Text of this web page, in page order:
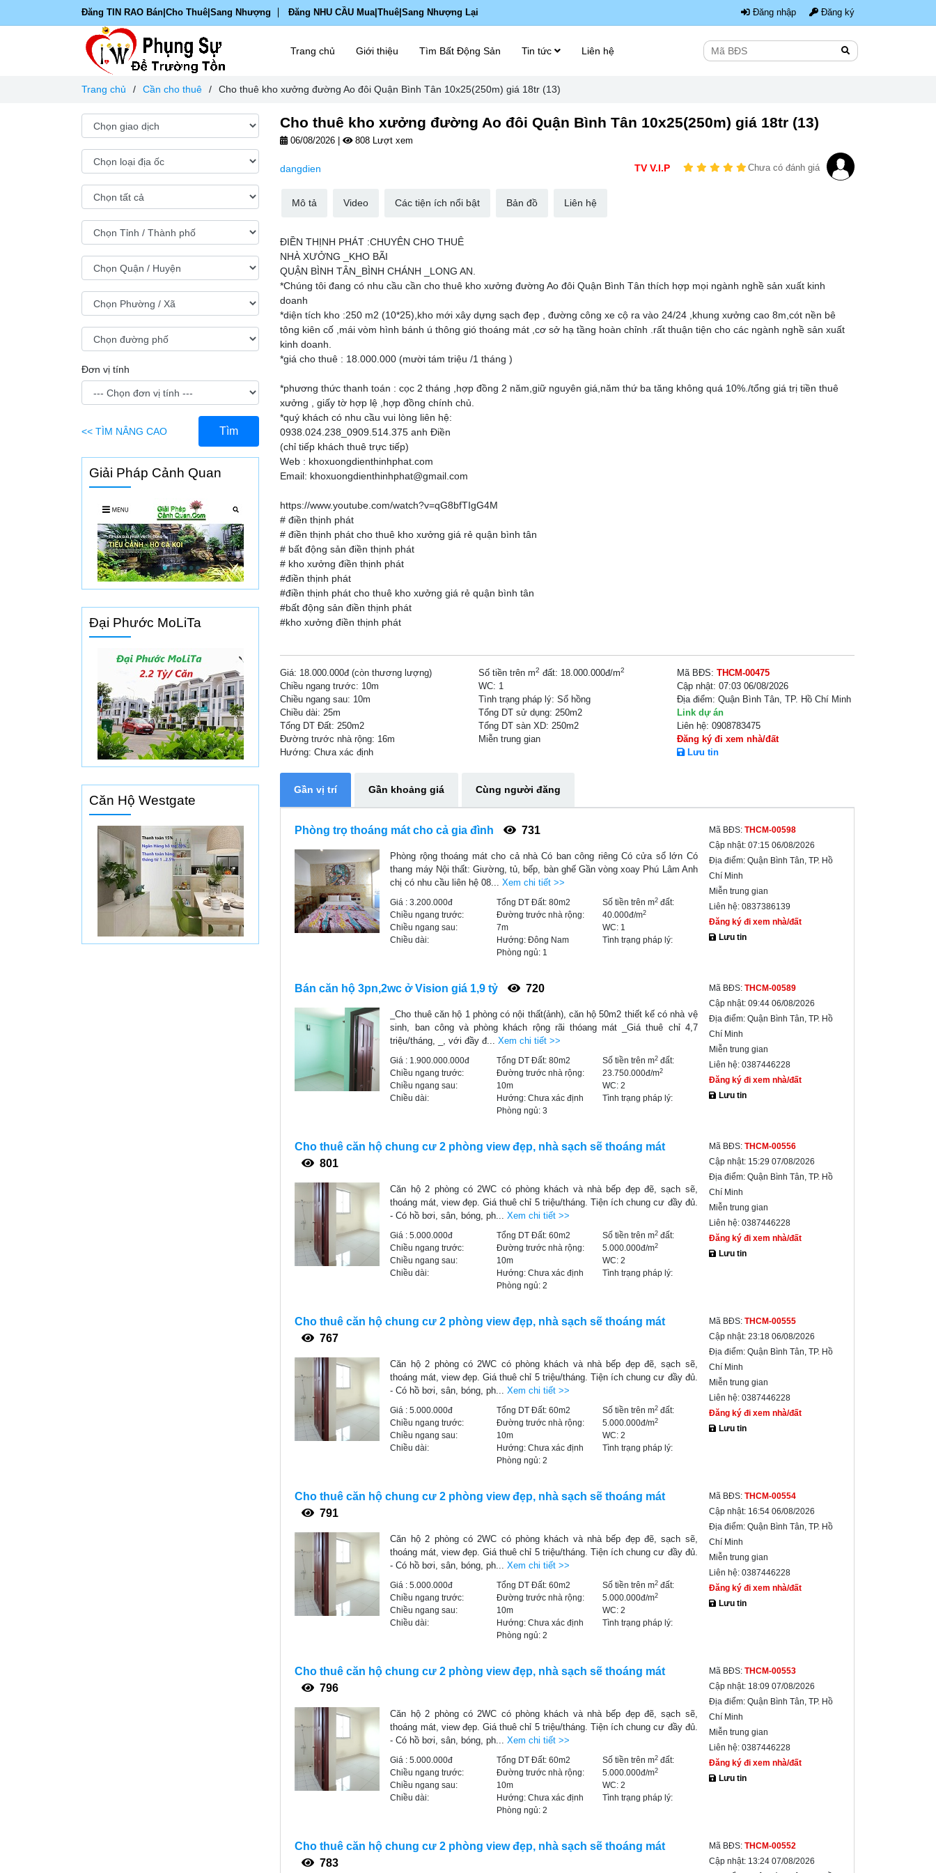
Cho thuê kho xưởng đường Ao đôi Quận Bình Tân 10x25(250m) giá 18tr (13)
06/08/2026 808 Lượt xem
dangdien TV V.I.P Chưa có đánh giá
Mô tả Video Các tiện ích nổi bật Bản đồ Liên hệ
ĐIỀN THỊNH PHÁT :CHUYÊN CHO THUÊ
NHÀ XƯỞNG _KHO BÃI
QUẬN BÌNH TÂN_BÌNH CHÁNH _LONG AN.
*Chúng tôi đang có nhu cầu cần cho thuê kho xưởng đường Ao đôi Quận Bình Tân thích hợp mọi ngành nghề sản xuất kinh
doanh
*diện tích kho :250 m2 (10*25),kho mới xây dựng sạch đẹp , đường công xe cộ ra vào 24/24 ,khung xưởng cao 8m,cót nền bê
tông kiên cố ,mái vòm hình bánh ú thông gió thoáng mát ,cơ sở hạ tầng hoàn chỉnh .rất thuận tiện cho các ngành nghề sản xuất
kinh doanh.
*giá cho thuê : 18.000.000 (mười tám triệu /1 tháng )
*phương thức thanh toán : cọc 2 tháng ,hợp đồng 2 năm,giữ nguyên giá,năm thứ ba tăng không quá 10%./tổng giá trị tiền thuê
xưởng , giấy tờ hợp lệ ,hợp đồng chính chủ.
*quý khách có nhu cầu vui lòng liên hệ:
0938.024.238_0909.514.375 anh Điền
(chỉ tiếp khách thuê trực tiếp)
Web : khoxuongdienthinhphat.com
Email: khoxuongdienthinhphat@gmail.com
https://www.youtube.com/watch?v=qG8bfTIgG4M
# điền thịnh phát
# điền thịnh phát cho thuê kho xưởng giá rẻ quận bình tân
# bất động sản điền thịnh phát
# kho xưởng điền thịnh phát
#điền thịnh phát
#điền thịnh phát cho thuê kho xưởng giá rẻ quận bình tân
#bất động sản điền thịnh phát
#kho xưởng điền thịnh phát
Giá: 18.000.000đ (còn thương lượng)
Chiều ngang trước: 10m
Chiều ngang sau: 10m
Chiều dài: 25m
Tổng DT Đất: 250m2
Đường trước nhà rộng: 16m
Hướng: Chưa xác định
Số tiền trên m2 đất: 18.000.000đ/m2
WC: 1
Tình trạng pháp lý: Sổ hồng
Tổng DT sử dụng: 250m2
Tổng DT sàn XD: 250m2
Miễn trung gian
Mã BĐS: THCM-00475
Cập nhật: 07:03 06/08/2026
Địa điểm: Quận Bình Tân, TP. Hồ Chí Minh
Link dự án
Liên hệ: 0908783475
Đăng ký đi xem nhà/đất
Lưu tin
Gần vị trí Gần khoảng giá Cùng người đăng
Phòng trọ thoáng mát cho cả gia đình 731
Phòng rộng thoáng mát cho cả nhà Có ban công riêng Có cửa sổ lớn Có
thang máy Nội thất: Giường, tủ, bếp, bàn ghế Gần vòng xoay Phú Lâm Anh
chị có nhu cầu liên hệ 08...Xem chi tiết >>
Giá : 3.200.000đ
Chiều ngang trước:
Chiều ngang sau:
Chiều dài:
Tổng DT Đất: 80m2
Đường trước nhà rộng:
7m
Hướng: Đông Nam
Phòng ngủ: 1
Số tiền trên m2 đất:
40.000đ/m2
WC: 1
Tình trạng pháp lý:
Mã BĐS: THCM-00598
Cập nhật: 07:15 06/08/2026
Địa điểm: Quận Bình Tân, TP. Hồ
Chí Minh
Miễn trung gian
Liên hệ: 0837386139
Đăng ký đi xem nhà/đất
Lưu tin
Bán căn hộ 3pn,2wc ở Vision giá 1,9 tỷ 720
_Cho thuê căn hộ 1 phòng có nội thất(ảnh), căn hộ 50m2 thiết kế có nhà vệ
sinh, ban công và phòng khách rộng rãi thóang mát _Giá thuê chỉ 4,7
triệu/tháng, _, với đầy đ...Xem chi tiết >>
Giá : 1.900.000.000đ
Chiều ngang trước:
Chiều ngang sau:
Chiều dài:
Tổng DT Đất: 80m2
Đường trước nhà rộng:
10m
Hướng: Chưa xác định
Phòng ngủ: 3
Số tiền trên m2 đất:
23.750.000đ/m2
WC:2
Tình trạng pháp lý:
Mã BĐS: THCM-00589
Cập nhật: 09:44 06/08/2026
Địa điểm: Quận Bình Tân, TP. Hồ
Chí Minh
Miễn trung gian
Liên hệ: 0387446228
Đăng ký đi xem nhà/đất
Lưu tin
Cho thuê căn hộ chung cư 2 phòng view đẹp, nhà sạch sẽ thoáng mát
801
Căn hộ 2 phòng có 2WC có phòng khách và nhà bếp đẹp đẽ, sạch sẽ,
thoáng mát, view đẹp. Giá thuê chỉ 5 triệu/tháng. Tiện ích chung cư đầy đủ.
- Có hồ bơi, sân, bóng, ph...Xem chi tiết >>
Giá : 5.000.000đ
Chiều ngang trước:
Chiều ngang sau:
Chiều dài:
Tổng DT Đất: 60m2
Đường trước nhà rộng:
10m
Hướng: Chưa xác định
Phòng ngủ: 2
Số tiền trên m2 đất:
5.000.000đ/m2
WC:2
Tình trạng pháp lý:
Mã BĐS: THCM-00556
Cập nhật: 15:29 07/08/2026
Địa điểm: Quận Bình Tân, TP. Hồ
Chí Minh
Miễn trung gian
Liên hệ: 0387446228
Đăng ký đi xem nhà/đất
Lưu tin
Cho thuê căn hộ chung cư 2 phòng view đẹp, nhà sạch sẽ thoáng mát
767
Căn hộ 2 phòng có 2WC có phòng khách và nhà bếp đẹp đẽ, sạch sẽ,
thoáng mát, view đẹp. Giá thuê chỉ 5 triệu/tháng. Tiện ích chung cư đầy đủ.
- Có hồ bơi, sân, bóng, ph...Xem chi tiết >>
Giá : 5.000.000đ
Chiều ngang trước:
Chiều ngang sau:
Chiều dài:
Tổng DT Đất: 60m2
Đường trước nhà rộng:
10m
Hướng: Chưa xác định
Phòng ngủ: 2
Số tiền trên m2 đất:
5.000.000đ/m2
WC:2
Tình trạng pháp lý:
Mã BĐS: THCM-00555
Cập nhật: 23:18 06/08/2026
Địa điểm: Quận Bình Tân, TP. Hồ
Chí Minh
Miễn trung gian
Liên hệ: 0387446228
Đăng ký đi xem nhà/đất
Lưu tin
Cho thuê căn hộ chung cư 2 phòng view đẹp, nhà sạch sẽ thoáng mát
791
Căn hộ 2 phòng có 2WC có phòng khách và nhà bếp đẹp đẽ, sạch sẽ,
thoáng mát, view đẹp. Giá thuê chỉ 5 triệu/tháng. Tiện ích chung cư đầy đủ.
- Có hồ bơi, sân, bóng, ph...Xem chi tiết >>
Giá : 5.000.000đ
Chiều ngang trước:
Chiều ngang sau:
Chiều dài:
Tổng DT Đất: 60m2
Đường trước nhà rộng:
10m
Hướng: Chưa xác định
Phòng ngủ: 2
Số tiền trên m2 đất:
5.000.000đ/m2
WC:2
Tình trạng pháp lý:
Mã BĐS: THCM-00554
Cập nhật: 16:54 06/08/2026
Địa điểm: Quận Bình Tân, TP. Hồ
Chí Minh
Miễn trung gian
Liên hệ: 0387446228
Đăng ký đi xem nhà/đất
Lưu tin
Cho thuê căn hộ chung cư 2 phòng view đẹp, nhà sạch sẽ thoáng mát
796
Căn hộ 2 phòng có 2WC có phòng khách và nhà bếp đẹp đẽ, sạch sẽ,
thoáng mát, view đẹp. Giá thuê chỉ 5 triệu/tháng. Tiện ích chung cư đầy đủ.
- Có hồ bơi, sân, bóng, ph...Xem chi tiết >>
Giá : 5.000.000đ
Chiều ngang trước:
Chiều ngang sau:
Chiều dài:
Tổng DT Đất: 60m2
Đường trước nhà rộng:
10m
Hướng: Chưa xác định
Phòng ngủ: 2
Số tiền trên m2 đất:
5.000.000đ/m2
WC:2
Tình trạng pháp lý:
Mã BĐS: THCM-00553
Cập nhật: 18:09 07/08/2026
Địa điểm: Quận Bình Tân, TP. Hồ
Chí Minh
Miễn trung gian
Liên hệ: 0387446228
Đăng ký đi xem nhà/đất
Lưu tin
Cho thuê căn hộ chung cư 2 phòng view đẹp, nhà sạch sẽ thoáng mát
783
Mã BĐS: THCM-00552
Cập nhật: 13:24 07/08/2026
Đơn vị tính
<< TÌM NÂNG CAO Tìm
Giải Pháp Cảnh Quan
Đại Phước MoLiTa
Căn Hộ Westgate
Trang chủ / Cần cho thuê / Cho thuê kho xưởng đường Ao đôi Quận Bình Tân 10x25(250m) giá 18tr (13)
Đăng TIN RAO Bán|Cho Thuê|Sang Nhượng Đăng NHU CẦU Mua|Thuê|Sang Nhượng Lại Đăng nhập Đăng ký
Trang chủ Giới thiệu Tìm Bất Động Sản Tin tức Liên hệ